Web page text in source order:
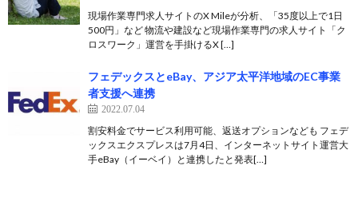
現場作業専門求人サイトのX Mileが分析、「35度以上で1日
500円」など 物流や建設など現場作業専門の求人サイト「ク
ロスワーク」運営を手掛けるX […]
フェデックスとeBay、アジア太平洋地域のEC事業
者支援へ連携
2022.07.04
割安料金でサービス利用可能、返送オプションなども フェデ
ックスエクスプレスは7月4日、インターネットサイト運営大
手eBay（イーベイ）と連携したと発表[…]